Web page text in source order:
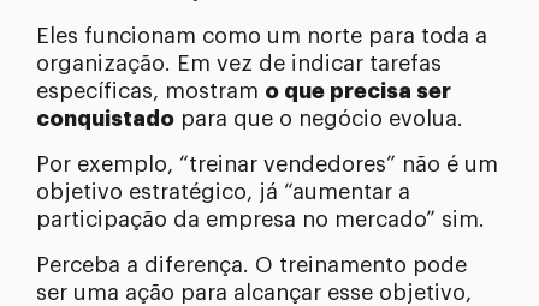
Eles funcionam como um norte para toda a
organização. Em vez de indicar tarefas
específicas, mostram o que precisa ser
conquistado para que o negócio evolua.
Por exemplo, “treinar vendedores” não é um
objetivo estratégico, já “aumentar a
participação da empresa no mercado” sim.
Perceba a diferença. O treinamento pode
ser uma ação para alcançar esse objetivo,